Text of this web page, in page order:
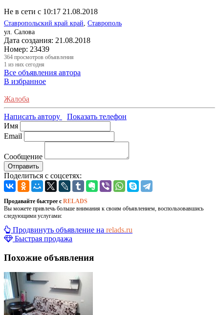
Не в сети с 10:17 21.08.2018
Ставропольский край край Ставрополь
ул. Салова
Дата создания: 21.08.2018
Номер: 23439
364 просмотров объявления
1 из них сегодня
Все объявления автора
В избранное
Жалоба
Написать автору
Показать телефон
Имя
Email
Сообщение
Отправить
Поделиться с соцсетях:
Продавайте быстрее с RELADS
Вы можете привлечь больше внимания к своим объявлением, воспользовавшись
следующими услугами:
Продвинуть объявление на relads.ru
Быстрая продажа
Похожие объявления